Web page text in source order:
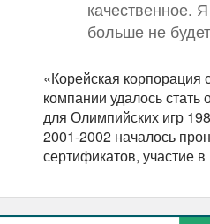
качественное.
больше не
«Корейская корпорация
компании удалось
для Олимпийских игр
2001-2002 началось
сертификатов, участие